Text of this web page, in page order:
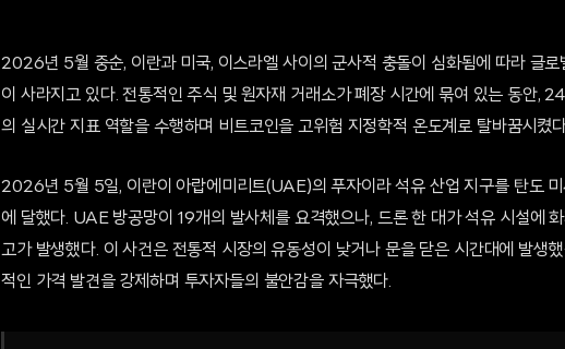
2026년 5월 중순, 이란과 미국, 이스라엘 사이의 군사적 충돌이 심화됨에 따라 글
이 사라지고 있다. 전통적인 주식 및 원자재 거래소가 폐장 시간에 묶여 있는 동안,
의 실시간 지표 역할을 수행하며 비트코인을 고위험 지정학적 온도계로 탈바꿈시켰
2026년 5월 5일, 이란이 아랍에미리트(UAE)의 푸자이라 석유 산업 지구를 탄도
에 달했다. UAE 방공망이 19개의 발사체를 요격했으나, 드론 한 대가 석유 시설에
고가 발생했다. 이 사건은 전통적 시장의 유동성이 낮거나 문을 닫은 시간대에 발생
적인 가격 발견을 강제하며 투자자들의 불안감을 자극했다.